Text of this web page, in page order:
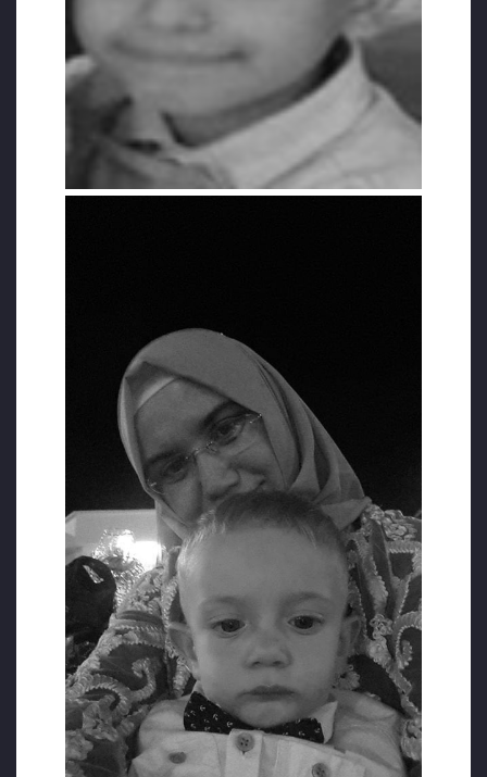
ay tutuklu kaldıktan sonra 2018 yılı Ocak
ayında tahliye olduğu ve tıpkı eşi gibi KHK ile
ihraç olduğu için iş bulmakta zorlandığı
öğrenildi.